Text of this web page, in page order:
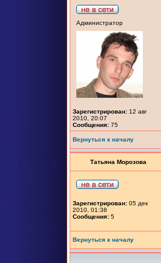
Администратор
Зарегистрирован: 12 авг
2010, 20:07
Сообщения: 75
Вернуться к началу
Татьяна Морозова
Зарегистрирован: 05 дек
2010, 01:38
Сообщения: 5
Вернуться к началу